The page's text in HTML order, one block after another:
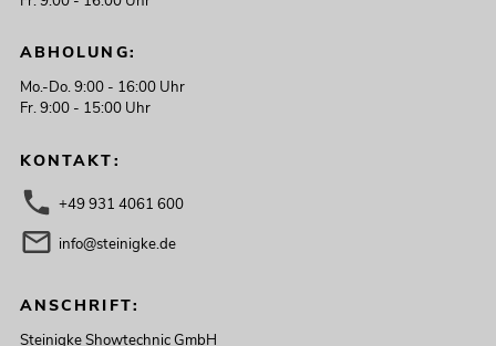
ABHOLUNG:
Mo.-Do. 9:00 - 16:00 Uhr
Fr. 9:00 - 15:00 Uhr
KONTAKT:
+49 931 4061 600
info@steinigke.de
ANSCHRIFT:
Steinigke Showtechnic GmbH